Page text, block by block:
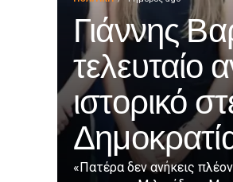
Γιάννης
τελευταίο
ιστορικό
«Πατέρα δεν ανήκεις